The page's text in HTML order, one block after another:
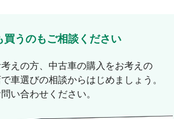
買うのもご相談ください
えの方、中古車の購入をお考えの
で車選びの相談からはじめましょう。
い合わせください。